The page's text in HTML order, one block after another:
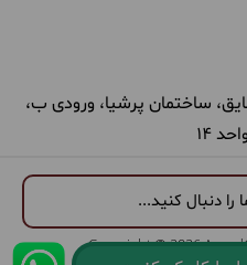
ساختمان پرشیا، ورودی ب،
را دنبال کنید...
Copyright © 2026